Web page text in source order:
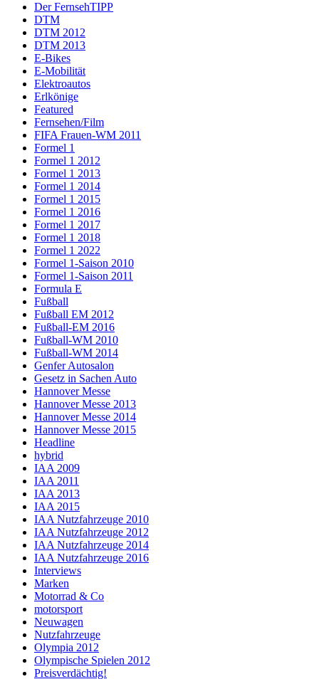
Der FernsehTIPP
DTM
DTM 2012
DTM 2013
E-Bikes
E-Mobilität
Elektroautos
Erlkönige
Featured
Fernsehen/Film
FIFA Frauen-WM 2011
Formel 1
Formel 1 2012
Formel 1 2013
Formel 1 2014
Formel 1 2015
Formel 1 2016
Formel 1 2017
Formel 1 2018
Formel 1 2022
Formel 1-Saison 2010
Formel 1-Saison 2011
Formula E
Fußball
Fußball EM 2012
Fußball-EM 2016
Fußball-WM 2010
Fußball-WM 2014
Genfer Autosalon
Gesetz in Sachen Auto
Hannover Messe
Hannover Messe 2013
Hannover Messe 2014
Hannover Messe 2015
Headline
hybrid
IAA 2009
IAA 2011
IAA 2013
IAA 2015
IAA Nutzfahrzeuge 2010
IAA Nutzfahrzeuge 2012
IAA Nutzfahrzeuge 2014
IAA Nutzfahrzeuge 2016
Interviews
Marken
Motorrad & Co
motorsport
Neuwagen
Nutzfahrzeuge
Olympia 2012
Olympische Spielen 2012
Preisverdächtig!